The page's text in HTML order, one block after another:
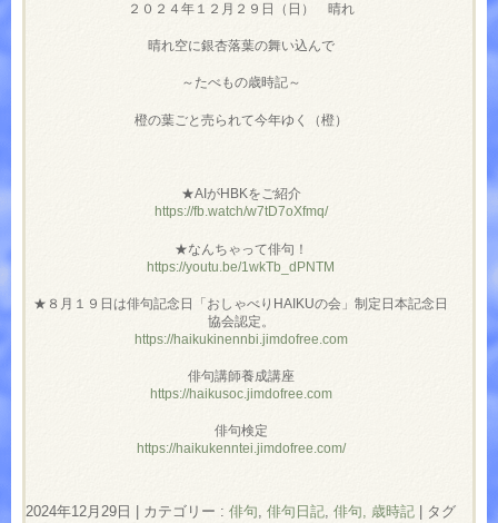
２０２４年１２月２９日（日） 晴れ
晴れ空に銀杏落葉の舞い込んで
～たべもの歳時記～
橙の葉ごと売られて今年ゆく（橙）
★AIがHBKをご紹介
https://fb.watch/w7tD7oXfmq/
★なんちゃって俳句！
https://youtu.be/1wkTb_dPNTM
★８月１９日は俳句記念日「おしゃべりHAIKUの会」制定日本記念日
協会認定。
https://haikukinennbi.jimdofree.com
俳句講師養成講座
https://haikusoc.jimdofree.com
俳句検定
https://haikukenntei.jimdofree.com/
2024年12月29日 カテゴリー : 俳句, 俳句日記, 俳句, 歳時記
タグ